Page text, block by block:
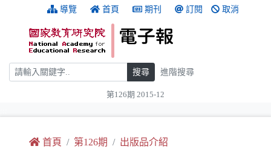
跳到主要內容 導覽 首頁 期刊 訂閱 取消
搜尋 搜尋 進階搜尋
第126期 2015-12
首頁 第126期
出版品介紹